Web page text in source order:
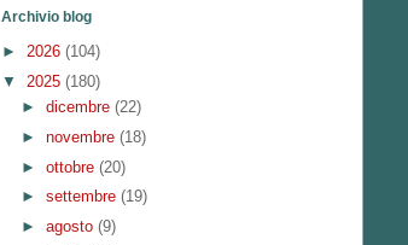
Archivio blog
► 2026 (104)
▼ 2025 (180)
► dicembre (22)
► novembre (18)
► ottobre (20)
► settembre (19)
► agosto (9)